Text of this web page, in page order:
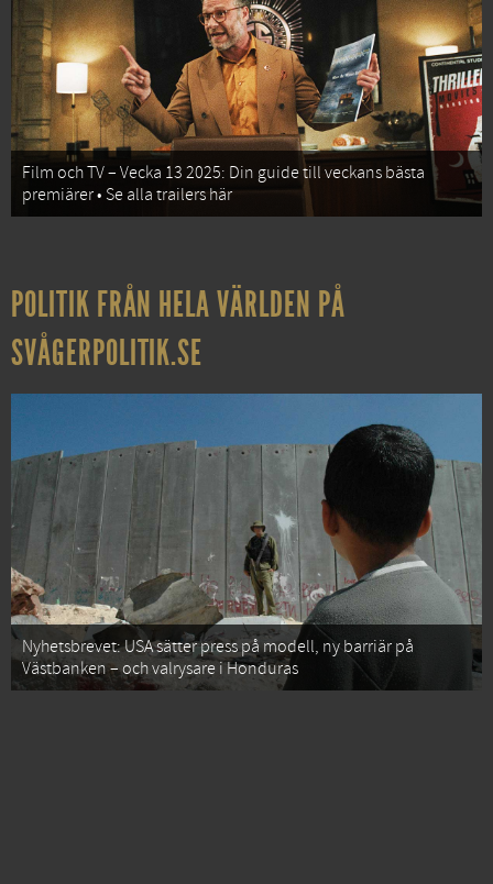
Film och TV – Vecka 13 2025: Din guide till veckans bästa
premiärer • Se alla trailers här
POLITIK FRÅN HELA VÄRLDEN PÅ
SVÅGERPOLITIK.SE
Nyhetsbrevet: USA sätter press på modell, ny barriär på
Västbanken – och valrysare i Honduras